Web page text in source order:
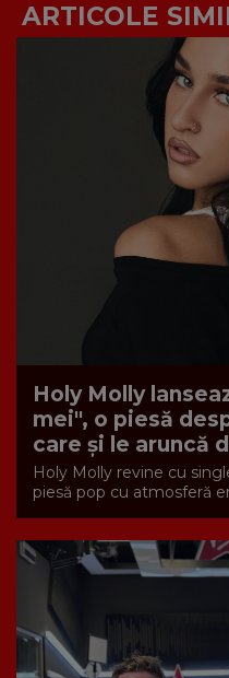
ARTICOLE
Holy Molly
mei", o piesă
care și le aruncă
Holy Molly revine cu
piesă pop cu atmosferă